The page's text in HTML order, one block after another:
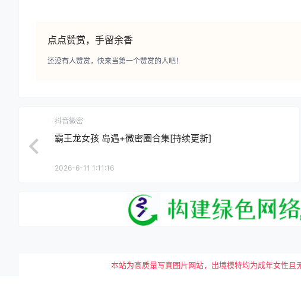
点点赞赏，手留余香
还没有人赞赏，快来当第一个赞赏的人吧！
抖音微密
霸王龙女孩 岛遇+微密圈合集[持续更新]
2026-6-11 1:11:16
本站为高质量写真图片网站，出境模特均为成年女性